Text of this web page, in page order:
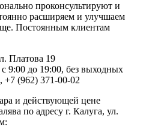
проконсультируют и
расширяем и улучшаем
Постоянным клиентам
Платова 19
9:00 до 19:00, без выходных
+7 (962) 371-00-02
и действующей цене
по адресу г. Калуга, ул.